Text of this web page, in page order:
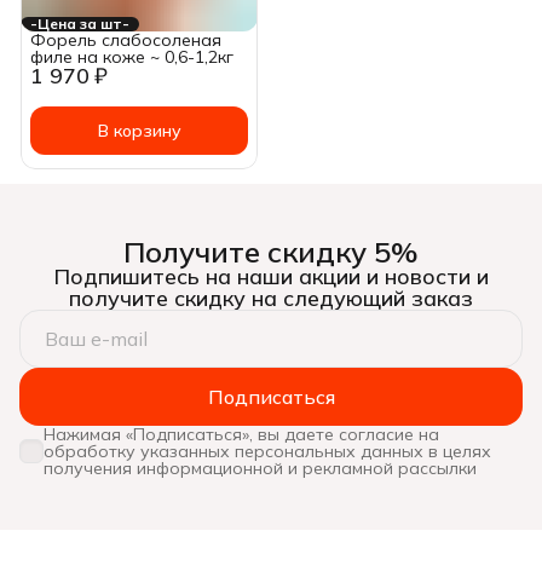
-Цена за шт-
1 970 ₽
Форель cлабосоленая
филе на коже ~ 0,6-1,2кг
В корзину
Получите скидку 5%
Подпишитесь на наши акции и новости и
получите скидку на следующий заказ
Подписаться
Нажимая «Подписаться», вы даете согласие на
обработку указанных персональных данных в целях
получения информационной и рекламной рассылки